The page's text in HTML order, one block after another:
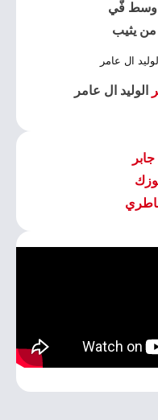
وسط فّي
من يثيب
ال عامر
الوليد ال عامر